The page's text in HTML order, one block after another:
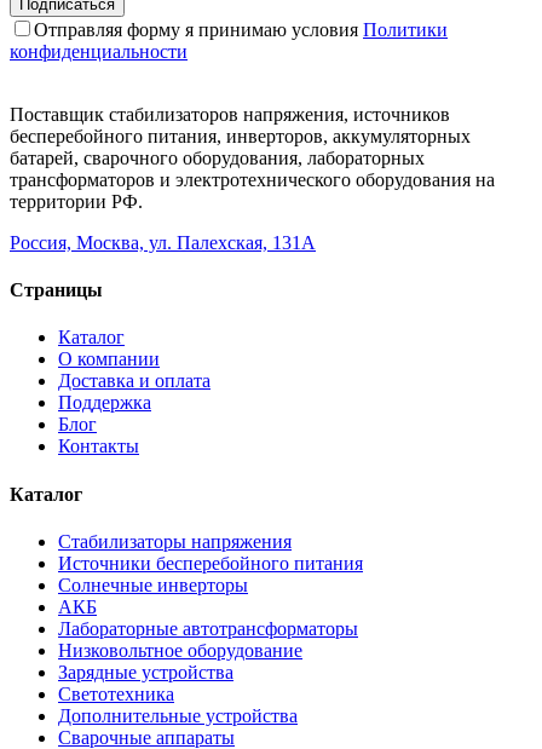
Отправляя форму я принимаю условия Политики
конфиденциальности
Поставщик стабилизаторов напряжения, источников
бесперебойного питания, инверторов, аккумуляторных
батарей, сварочного оборудования, лабораторных
трансформаторов и электротехнического оборудования на
территории РФ.
Россия, Москва, ул. Палехская, 131А
Страницы
Каталог
О компании
Доставка и оплата
Поддержка
Блог
Контакты
Каталог
Стабилизаторы напряжения
Источники бесперебойного питания
Солнечные инверторы
АКБ
Лабораторные автотрансформаторы
Низковольтное оборудование
Зарядные устройства
Светотехника
Дополнительные устройства
Сварочные аппараты